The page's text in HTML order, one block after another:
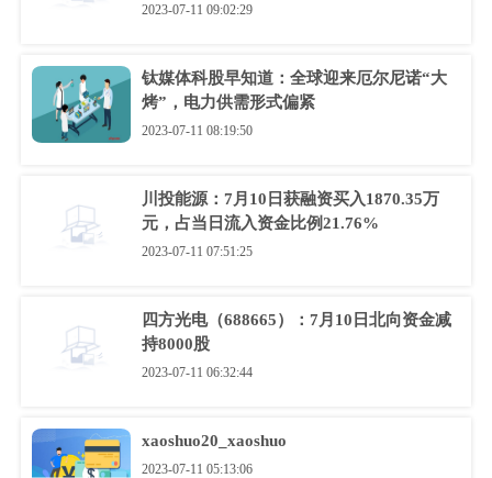
2023-07-11 09:02:29
钛媒体科股早知道：全球迎来厄尔尼诺“大
烤”，电力供需形式偏紧
2023-07-11 08:19:50
川投能源：7月10日获融资买入1870.35万
元，占当日流入资金比例21.76%
2023-07-11 07:51:25
四方光电（688665）：7月10日北向资金减
持8000股
2023-07-11 06:32:44
xaoshuo20_xaoshuo
2023-07-11 05:13:06